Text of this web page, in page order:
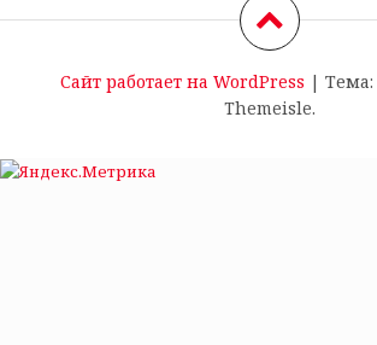
Сайт работает на WordPress | Тема:
Themeisle.